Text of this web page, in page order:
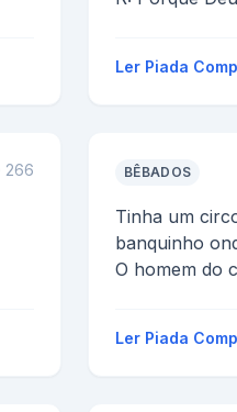
Ler Piada
266 BÊBADOS
Tinha um
banquinho
O homem do
Ler Piada